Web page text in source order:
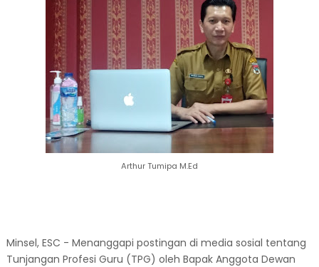
Arthur Tumipa M.Ed
Minsel, ESC - Menanggapi postingan di media sosial tentang
Tunjangan Profesi Guru (TPG) oleh Bapak Anggota Dewan